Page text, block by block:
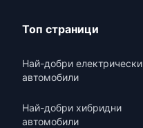
Топ страници
Най-добри електрически
автомобили
Най-добри хибридни
автомобили